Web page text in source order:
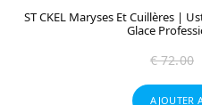
ST CKEL Maryses Et Cuillères |
Glace
€72.00
AJOUTER